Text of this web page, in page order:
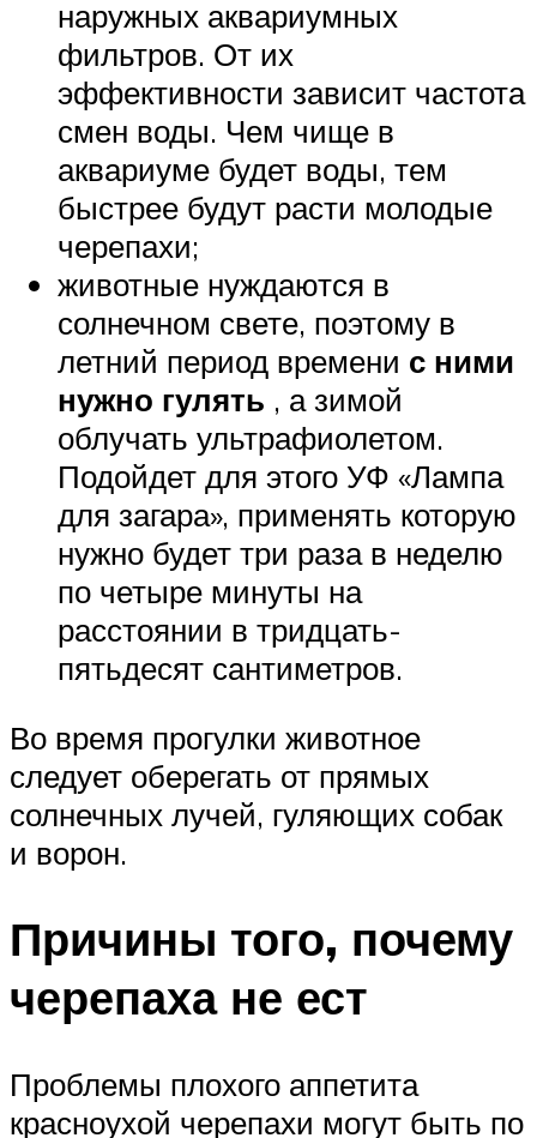
наружных аквариумных
фильтров. От их
эффективности зависит частота
смен воды. Чем чище в
аквариуме будет воды, тем
быстрее будут расти молодые
черепахи;
животные нуждаются в
солнечном свете, поэтому в
летний период времени с ними
нужно гулять , а зимой
облучать ультрафиолетом.
Подойдет для этого УФ «Лампа
для загара», применять которую
нужно будет три раза в неделю
по четыре минуты на
расстоянии в тридцать-
пятьдесят сантиметров.
Во время прогулки животное
следует оберегать от прямых
солнечных лучей, гуляющих собак
и ворон.
Причины того, почему
черепаха не ест
Проблемы плохого аппетита
красноухой черепахи могут быть по